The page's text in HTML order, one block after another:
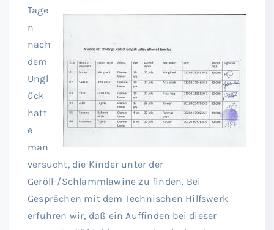
Tage
n
nach
dem
Ungl
ück
hatt
e
man
versucht, die Kinder unter der
Geröll-/Schlammlawine zu finden. Bei
Gesprächen mit dem Technischen Hilfswerk
erfuhren wir, daß ein Auffinden bei dieser